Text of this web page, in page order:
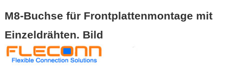
M8-Buchse für Frontplattenmontage mit
Einzeldrähten. Bild